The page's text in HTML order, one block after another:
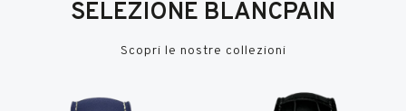
SELEZIONE BLANCPAIN
Scopri le nostre collezioni